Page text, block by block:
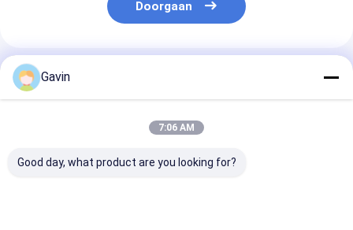
Doorgaan
Geadviseerde Producten
Gavin
7:06 AM
Good day, what product are you looking for?